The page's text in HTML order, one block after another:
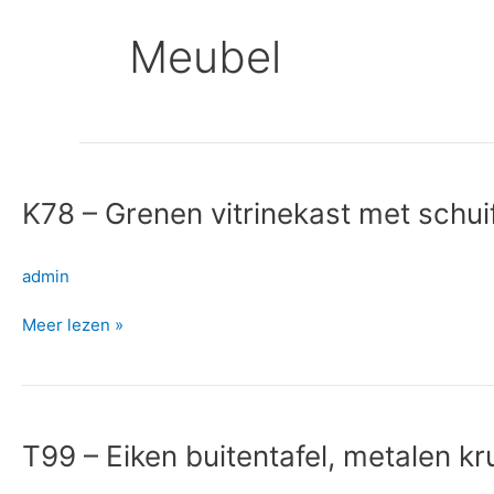
Meubel
K78 – Grenen vitrinekast met
admin
Grenen
schuifdeuren
Meer lezen »
T99 – Eiken buitentafel, metalen
Eiken